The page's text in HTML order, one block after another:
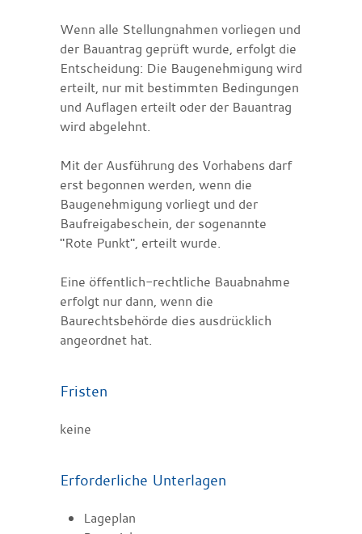
Wenn alle Stellungnahmen vorliegen und
der Bauantrag geprüft wurde, erfolgt die
Entscheidung: Die Baugenehmigung wird
erteilt, nur mit bestimmten Bedingungen
und Auflagen erteilt oder der Bauantrag
wird abgelehnt.
Mit der Ausführung des Vorhabens darf
erst begonnen werden, wenn die
Baugenehmigung vorliegt und der
Baufreigabeschein, der sogenannte
"Rote Punkt", erteilt wurde.
Eine öffentlich-rechtliche Bauabnahme
erfolgt nur dann, wenn die
Baurechtsbehörde dies ausdrücklich
angeordnet hat.
Fristen
keine
Erforderliche Unterlagen
Lageplan